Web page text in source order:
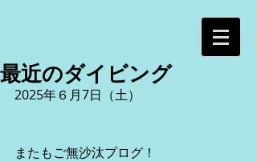
最近のダイビング
2025年６月7日（土）
またもご無沙汰プログ！